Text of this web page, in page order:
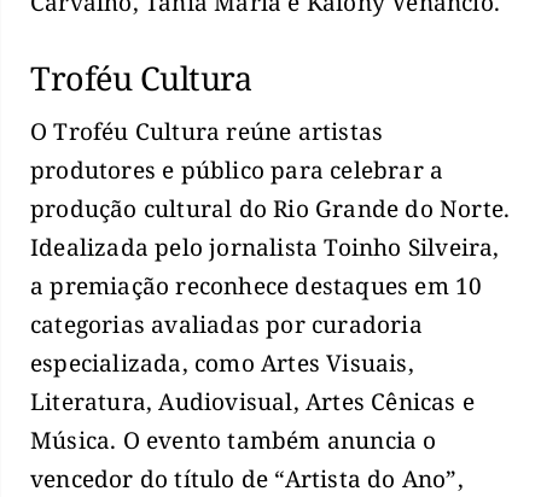
Troféu Cultura
O Troféu Cultura reúne artistas
produtores e público para celebrar a
produção cultural do Rio Grande do Norte.
Idealizada pelo jornalista Toinho Silveira,
a premiação reconhece destaques em 10
categorias avaliadas por curadoria
especializada, como Artes Visuais,
Literatura, Audiovisual, Artes Cênicas e
Música. O evento também anuncia o
vencedor do título de “Artista do Ano”,